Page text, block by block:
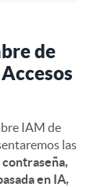
de
IAM de
las
en IA,